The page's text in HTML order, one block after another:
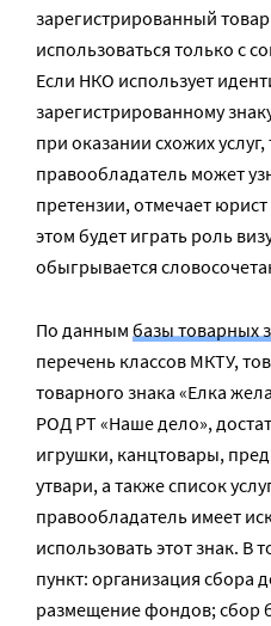
зарегистрированный
использоваться только с
Если НКО использует
зарегистрированному
при оказании схожих услуг,
правообладатель может
претензии, отмечает
этом будет играть роль
обыгрывается
По данным базы товарных
перечень классов МКТУ,
товарного знака «Елка
РОД РТ «Наше дело»,
игрушки, канцтовары,
утвари, а также список
правообладатель имеет
использовать этот знак. В
пункт: организация сбора
размещение фондов; сбор